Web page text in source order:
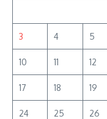
3 4 5
10 11 12
17 18 19
24 25 26